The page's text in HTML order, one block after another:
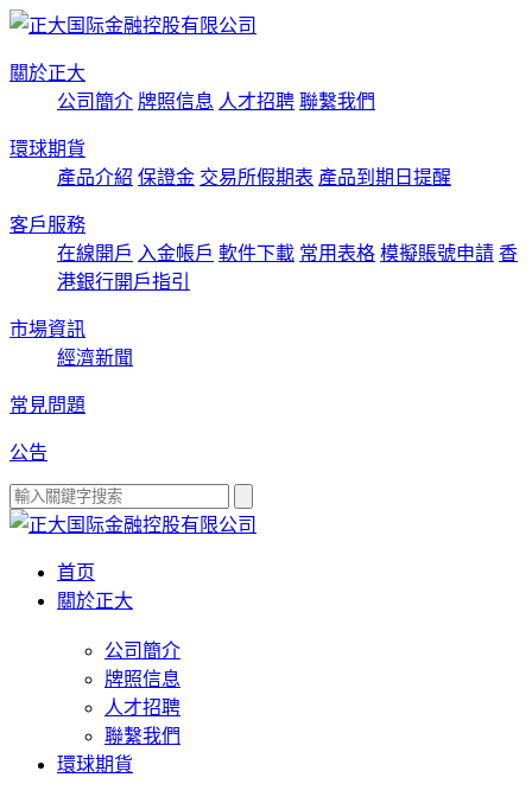
關於正大
公司簡介 牌照信息 人才招聘 聯繫我們
環球期貨
產品介紹 保證金 交易所假期表 產品到期日提醒
客戶服務
在線開戶 入金帳戶 軟件下載 常用表格 模擬賬號申請 香
港銀行開戶指引
市場資訊
經濟新聞
常見問題
公告
首页
關於正大
公司簡介
牌照信息
人才招聘
聯繫我們
環球期貨